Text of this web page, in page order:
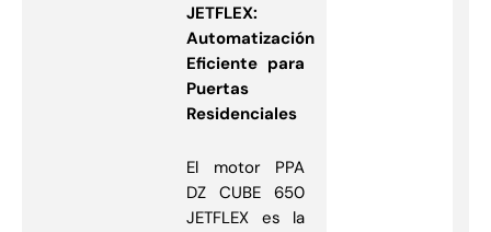
JETFLEX:
Automatización
Eficiente para
Puertas
Residenciales
El motor PPA
DZ CUBE 650
JETFLEX es la